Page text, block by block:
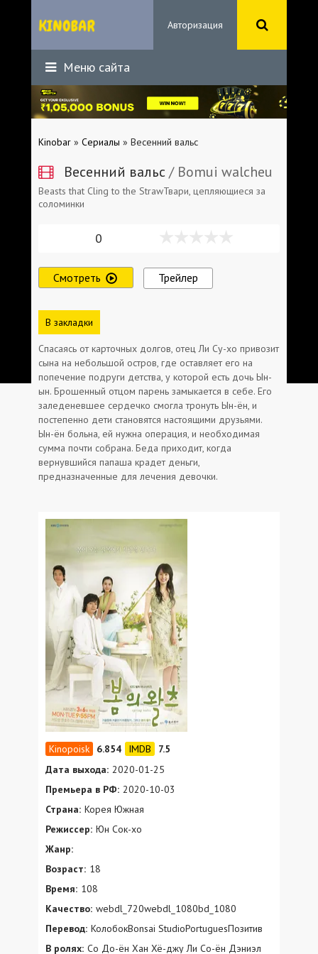
Авторизация
Меню сайта
Kinobar » Сериалы » Весенний вальс
Весенний вальс/ Bomui walcheu
Beasts that Cling to the StrawТвари, цепляющиеся за
соломинки
0
Смотреть Трейлер
В закладки
Спасаясь от карточных долгов, отец Ли Су-хо привозит
сына на небольшой остров, где оставляет его на
попечение подруги детства, у которой есть дочь Ын-
ын. Брошенный отцом парень замыкается в себе. Его
заледеневшее сердечко смогла тронуть Ын-ён, и
постепенно дети становятся настоящими друзьями.
Ын-ён больна, ей нужна операция, и необходимая
сумма почти собрана. Беда приходит, когда
вернувшийся папаша крадет деньги,
предназначенные для лечения девочки.
6.854
7.5
Дата выхода: 2020-01-25
Премьера в РФ: 2020-10-03
Страна: Корея Южная
Режиссер: Юн Сок-хо
Жанр:
Возраст: 18
Время: 108
Качество: webdl_720webdl_1080bd_1080
Перевод: КолобокBonsai StudioPortuguesПозитив
В ролях: Со До-ён Хан Хё-джу Ли Со-ён Дэниэл